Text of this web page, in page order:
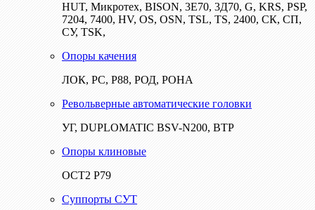
HUT, Микротех, BISON, 3Е70, 3Д70, G, KRS, PSP,
7204, 7400, HV, OS, OSN, TSL, TS, 2400, СК, СП,
СУ, TSK,
Опоры качения
ЛОК, РС, Р88, РОД, РОНА
Револьверные автоматические головки
УГ, DUPLOMATIC BSV-N200, ВТР
Опоры клиновые
ОСТ2 Р79
Суппорты СУТ